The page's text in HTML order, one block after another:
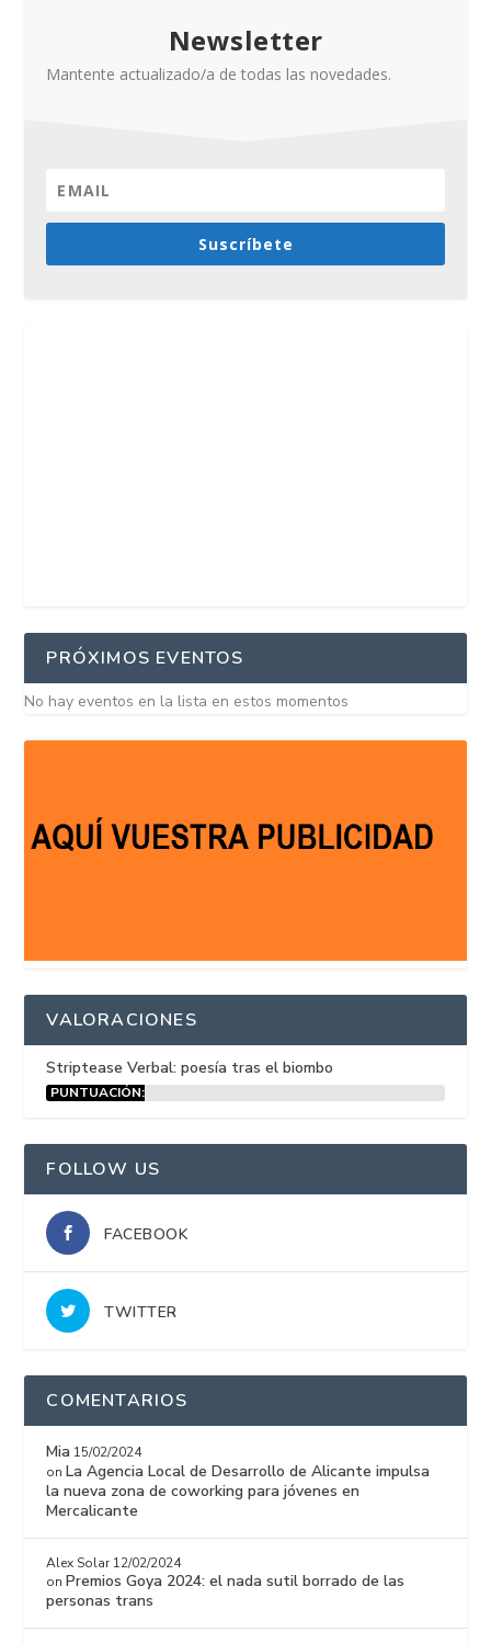
Newsletter
Mantente actualizado/a de todas las novedades.
Suscríbete
PRÓXIMOS EVENTOS
No hay eventos en la lista en estos momentos
VALORACIONES
Striptease Verbal: poesía tras el biombo
PUNTUACIÓN:
FOLLOW US
FACEBOOK
TWITTER
COMENTARIOS
Mia 15/02/2024
onLa Agencia Local de Desarrollo de Alicante impulsa
la nueva zona de coworking para jóvenes en
Mercalicante
Alex Solar 12/02/2024
onPremios Goya 2024: el nada sutil borrado de las
personas trans